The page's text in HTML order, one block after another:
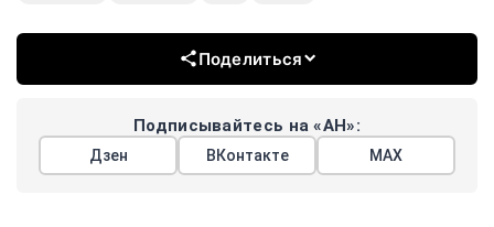
Поделиться
Подписывайтесь на «АН»:
Дзен ВКонтакте МАХ